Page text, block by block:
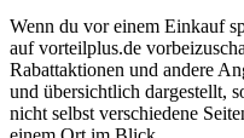
Wenn du vor einem Einkauf
auf vorteilplus.de
Rabattaktionen und andere
und übersichtlich dargestellt,
nicht selbst verschiedene